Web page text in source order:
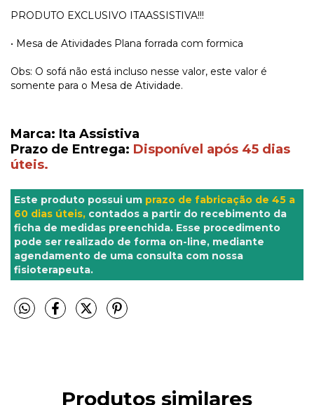
PRODUTO EXCLUSIVO ITAASSISTIVA!!!
• Mesa de Atividades Plana forrada com formica
Obs: O sofá não está incluso nesse valor, este valor é
somente para o Mesa de Atividade.
Marca: Ita Assistiva
Prazo de Entrega: Disponível após 45 dias
úteis.
Este produto possui um prazo de fabricação de 45 a
60 dias úteis, contados a partir do recebimento da
ficha de medidas preenchida. Esse procedimento
pode ser realizado de forma on-line, mediante
agendamento de uma consulta com nossa
fisioterapeuta.
Produtos similares